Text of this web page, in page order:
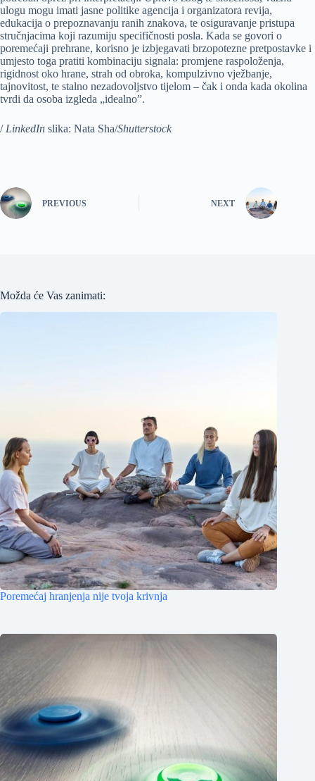
ulogu mogu imati jasne politike agencija i organizatora revija,
edukacija o prepoznavanju ranih znakova, te osiguravanje pristupa
stručnjacima koji razumiju specifičnosti posla. Kada se govori o
poremećaji prehrane, korisno je izbjegavati brzopotezne pretpostavke i
umjesto toga pratiti kombinaciju signala: promjene raspoloženja,
rigidnost oko hrane, strah od obroka, kompulzivno vježbanje,
tajnovitost, te stalno nezadovoljstvo tijelom – čak i onda kada okolina
tvrdi da osoba izgleda „idealno”.
/ LinkedIn slika: Nata Sha/Shutterstock
PREVIOUS NEXT
Možda će Vas zanimati:
Poremećaj hranjenja nije tvoja krivnja